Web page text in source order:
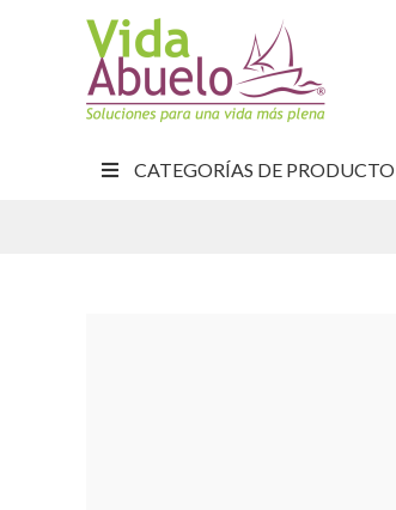
CATEGORÍAS DE PRODUCTO